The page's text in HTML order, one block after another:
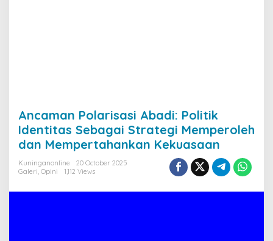
Ancaman Polarisasi Abadi: Politik
Identitas Sebagai Strategi Memperoleh
dan Mempertahankan Kekuasaan
Kuninganonline
20 October 2025
Galeri, Opini 1,112 Views